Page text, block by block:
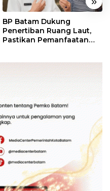
BP Batam Dukung
Penertiban Ruang Laut,
Pastikan Pemanfaatan